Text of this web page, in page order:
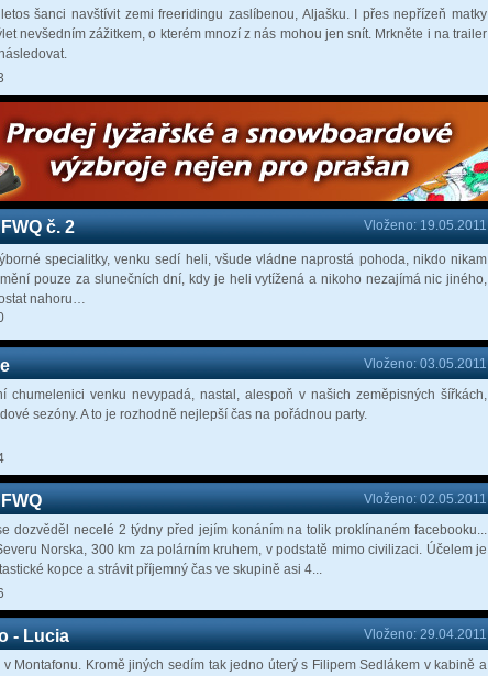
šanci navštívit zemi freeridingu zaslíbenou, Aljašku. I přes nepřízeň matky
nevšedním zážitkem, o kterém mnozí z nás mohou jen snít. Mrkněte i na trailer
č. 2 Vloženo: 19.05.2011
specialitky, venku sedí heli, všude vládne naprostá pohoda, nikdo nikam
pouze za slunečních dní, kdy je heli vytížená a nikoho nezajímá nic jiného,
nahoru…
Vloženo: 03.05.2011
chumelenici venku nevypadá, nastal, alespoň v našich zeměpisných šířkách,
sezóny. A to je rozhodně nejlepší čas na pořádnou party.
Vloženo: 02.05.2011
dozvěděl necelé 2 týdny před jejím konáním na tolik proklínaném facebooku...
Norska, 300 km za polárním kruhem, v podstatě mimo civilizaci. Účelem je
kopce a strávit příjemný čas ve skupině asi 4...
- Lucia
Vloženo: 29.04.2011
Montafonu. Kromě jiných sedím tak jedno úterý s Filipem Sedlákem v kabině a